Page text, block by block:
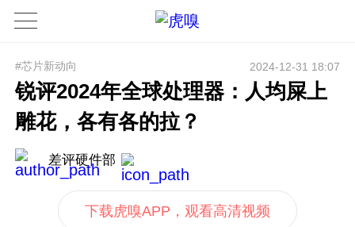
#芯片新动向 2024-12-31 18:07
锐评2024年全球处理器：人均屎上
雕花，各有各的拉？
差评硬件部
下载虎嗅APP，观看高清视频